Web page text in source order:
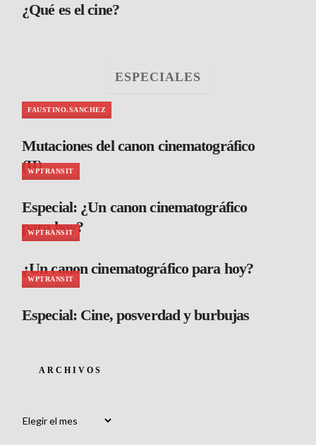
¿Qué es el cine?
ESPECIALES
FAUSTINO.SANCHEZ
Mutaciones del canon cinematográfico
(II)
WPTRANSIT
Especial: ¿Un canon cinematográfico
para hoy?
WPTRANSIT
¿Un canon cinematográfico para hoy?
WPTRANSIT
Especial: Cine, posverdad y burbujas
ARCHIVOS